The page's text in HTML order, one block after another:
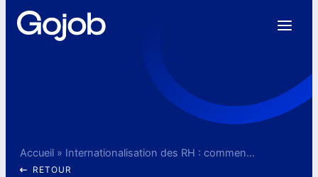
Accueil» Internationalisation des RH : comment l’IA redéfinit l’exigence du recrutement volumique
RETOUR